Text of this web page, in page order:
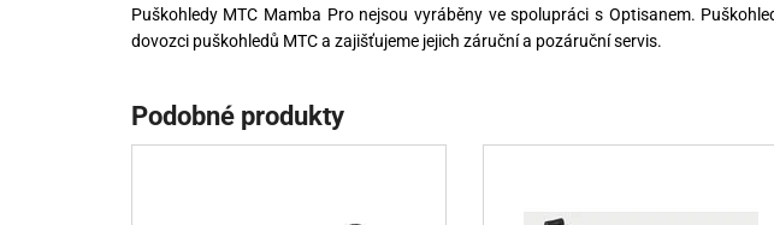
Puškohledy MTC Mamba Pro nejsou vyráběny ve spolupráci s Optisanem.
dovozci puškohledů MTC a zajišťujeme jejich záruční a pozáruční servis.
Podobné produkty